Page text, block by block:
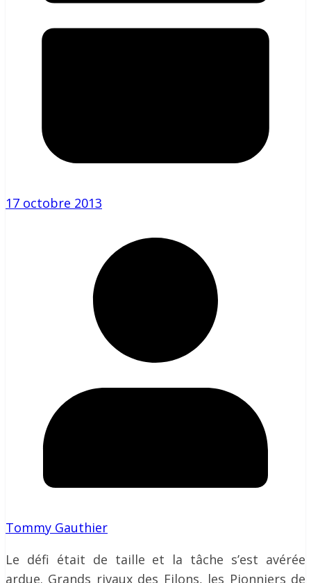
17 octobre 2013
Tommy Gauthier
Le défi était de taille et la tâche s’est avérée
ardue. Grands rivaux des Filons, les Pionniers de